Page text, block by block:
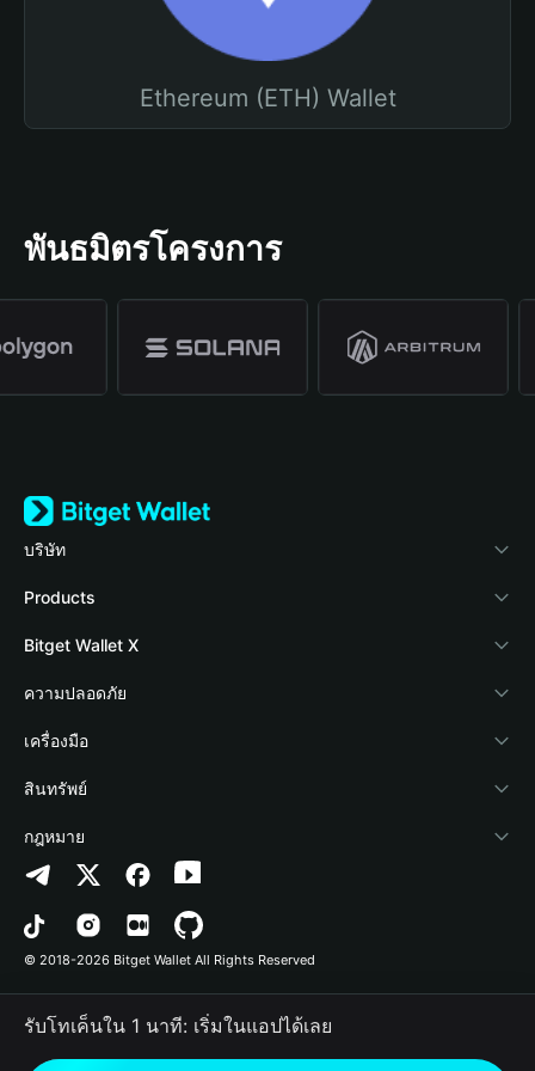
Ethereum (ETH) Wallet
พันธมิตรโครงการ
บริษัท
เกี่ยวกับ Bitget Wallet
Blog
Academy
ข่าวสารด้านคริปโต
ศูนย์ช่วยเหลือ
ติดต่อเรา
ทรัพยากรข้อมูลของแบรนด์
อาชีพ
Products
Crypto Card
Stablecoin Earn
Payfi Crypto
Crypto Swap API
Altcoin Season Index
Prediction Markets
DApp
RWA
Bitget Wallet X
นักพัฒนา
เชื่อมต่อ Wallet
Bitget Wallet Pay
ลิสต์โปรเจกต์
ความปลอดภัย
Protection Fund
เทคโนโลยีความปลอดภัย
เครื่องมือ
ซื้อคริปโต
การตรวจจับการอนุญาต
การตรวจจับสัญญา
การโอนเป็นชุด
สินทรัพย์
Arbitrum
Avalanche
Bitcoin
Polygon
กฎหมาย
นโยบายความเป็นส่วนตัว
ข้อตกลงในการใช้บริการ
© 2018-2026 Bitget Wallet All Rights Reserved
รับโทเค็นใน 1 นาที: เริ่มในแอปได้เลย